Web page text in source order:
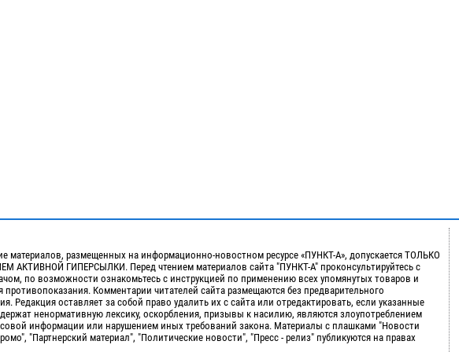
материалов, размещенных на информационно-новостном ресурсе «ПУНКТ-А», допускается ТОЛЬКО
АКТИВНОЙ ГИПЕРСЫЛКИ. Перед чтением материалов сайта "ПУНКТ-А" проконсультируйтесь с
по возможности ознакомьтесь с инструкцией по применению всех упомянутых товаров и
противопоказания. Комментарии читателей сайта размещаются без предварительного
Редакция оставляет за собой право удалить их с сайта или отредактировать, если указанные
ненормативную лексику, оскорбления, призывы к насилию, являются злоупотреблением
информации или нарушением иных требований закона. Материалы с плашками "Новости
"Партнерский материал", "Политические новости", "Пресс - релиз" публикуются на правах